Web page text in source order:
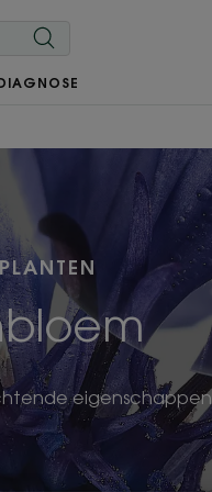
eigenschappen